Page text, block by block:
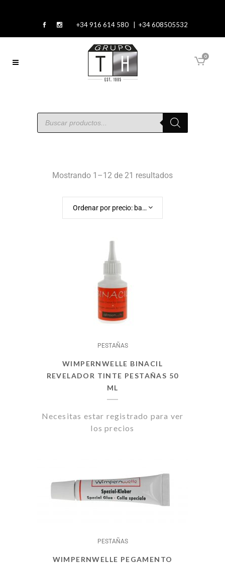
+34 916 614 580 | +34 608505532
0
Mostrando 1–12 de 21 resultados
Ordenar por precio: bajo a alto
PESTAÑAS
WIMPERNWELLE BINACIL
REVELADOR TINTE PESTAÑAS 50
ML
Necesitas estar registrado para ver
los precios
PESTAÑAS
WIMPERNWELLE PEGAMENTO